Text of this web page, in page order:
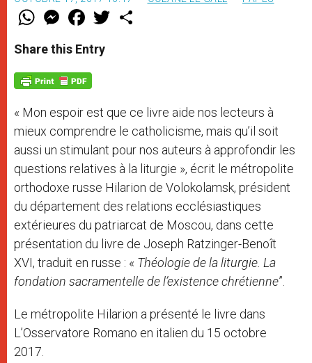
W
t
s
p
p
M
e
s
e
g
e
F
a
e
b
o
k
w
Share this Entry
« Mon espoir est que ce livre aide nos lecteurs à
mieux comprendre le catholicisme, mais qu’il soit
aussi un stimulant pour nos auteurs à approfondir les
questions relatives à la liturgie », écrit le métropolite
orthodoxe russe Hilarion de Volokolamsk, président
du département des relations ecclésiastiques
extérieures du patriarcat de Moscou, dans cette
présentation du livre de Joseph Ratzinger-Benoît
XVI, traduit en russe : « Théologie de la liturgie. La
fondation sacramentelle de l’existence chrétienne”.
Le métropolite Hilarion a présenté le livre dans
L’Osservatore Romano en italien du 15 octobre
2017.